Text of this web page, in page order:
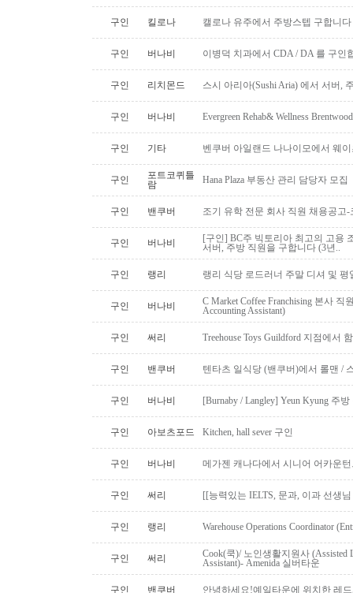
구인 킬로나 캘로나 유주에서 주방스텝 구합니다
구인 버나비 이병덕 치과에서 CDA / DA 를 구인
구인 리치몬드 스시 아리아(Sushi Aria) 에서 서버,
구인 버나비 Evergreen Rehab& Wellness
구인 기타 벤쿠버 아일랜드 나나이모에서 웨
구인
포트코퀴틀
람
Hana Plaza 부동산 관리 담당자 모집
구인 밴쿠버 조기 유학 전문 회사 직원 채용공고
구인 버나비
[구인] BC주 빅토리아 최고의 고용
서버, 주방 직원을 구합니다 (3년..
구인 랭리 랭리 식당 로드러너 주말 디셔 및
구인 버나비
C Market Coffee Franchising 본사 직
Accounting Assistant)
구인 써리 Treehouse Toys Guildford 지점에서
구인 밴쿠버 텐타츠 일식당 (밴쿠버)에서 롤맨 /
구인 버나비 [Burnaby / Langley] Yeun Kyung 주
구인 아보츠포드 Kitchen, hall sever 구인
구인 버나비 메가젠 캐나다에서 시니어 어카운
구인 써리 [[능력있는 IELTS, 문과, 이과 선생
구인 랭리 Warehouse Operations Coordinator
구인 써리
Cook(쿡)/ 노인생활지원사 (Assisted
Assistant)- Amenida 실버타운
구인 밴쿠버 안녕하세요!예일타운에 위치한 레